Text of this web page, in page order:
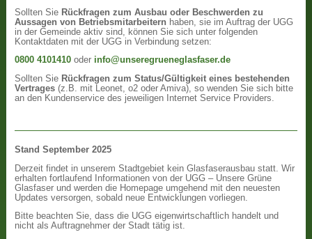
Sollten Sie Rückfragen zum Ausbau oder Beschwerden zu
Aussagen von Betriebsmitarbeitern haben, sie im Auftrag der UGG
in der Gemeinde aktiv sind, können Sie sich unter folgenden
Kontaktdaten mit der UGG in Verbindung setzen:
0800 4101410 oder info@unseregrueneglasfaser.de
Sollten Sie Rückfragen zum Status/Gültigkeit eines bestehenden
Vertrages (z.B. mit Leonet, o2 oder Amiva), so wenden Sie sich bitte
an den Kundenservice des jeweiligen Internet Service Providers.
Stand September 2025
Derzeit findet in unserem Stadtgebiet kein Glasfaserausbau statt. Wir
erhalten fortlaufend Informationen von der UGG – Unsere Grüne
Glasfaser und werden die Homepage umgehend mit den neuesten
Updates versorgen, sobald neue Entwicklungen vorliegen.
Bitte beachten Sie, dass die UGG eigenwirtschaftlich handelt und
nicht als Auftragnehmer der Stadt tätig ist.